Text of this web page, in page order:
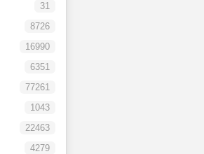
31
8726
16990
6351
77261
1043
22463
4279